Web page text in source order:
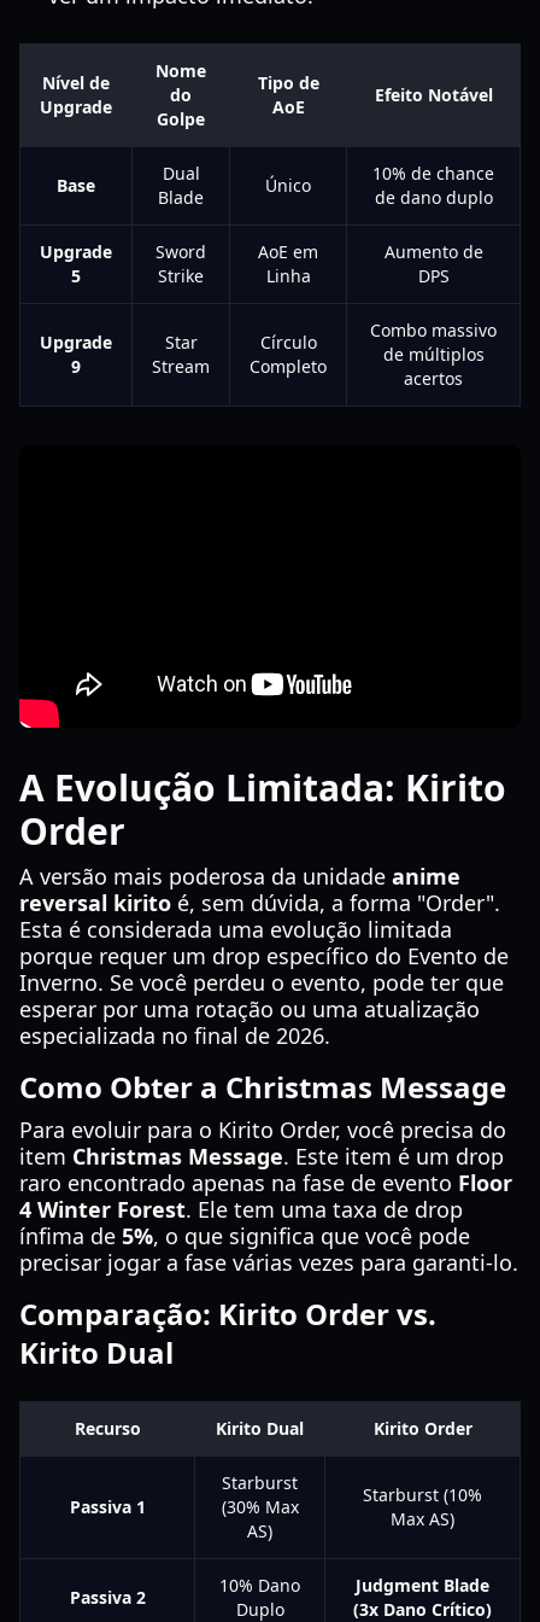
Nível de
Upgrade
Nome
do
Golpe
Tipo de
AoE
Efeito Notável
Base
Dual
Blade
Único
10% de chance
de dano duplo
Upgrade
5
Sword
Strike
AoE em
Linha
Aumento de
DPS
Upgrade
9
Star
Stream
Círculo
Completo
Combo massivo
de múltiplos
acertos
A Evolução Limitada: Kirito
Order
A versão mais poderosa da unidade anime
reversal kirito é, sem dúvida, a forma "Order".
Esta é considerada uma evolução limitada
porque requer um drop específico do Evento de
Inverno. Se você perdeu o evento, pode ter que
esperar por uma rotação ou uma atualização
especializada no final de 2026.
Como Obter a Christmas Message
Para evoluir para o Kirito Order, você precisa do
item Christmas Message. Este item é um drop
raro encontrado apenas na fase de evento Floor
4 Winter Forest. Ele tem uma taxa de drop
ínfima de 5%, o que significa que você pode
precisar jogar a fase várias vezes para garanti-lo.
Comparação: Kirito Order vs.
Kirito Dual
Recurso Kirito Dual Kirito Order
Passiva 1
Starburst
(30% Max
AS)
Starburst (10%
Max AS)
Passiva 2
10% Dano
Duplo
Judgment Blade
(3x Dano Crítico)